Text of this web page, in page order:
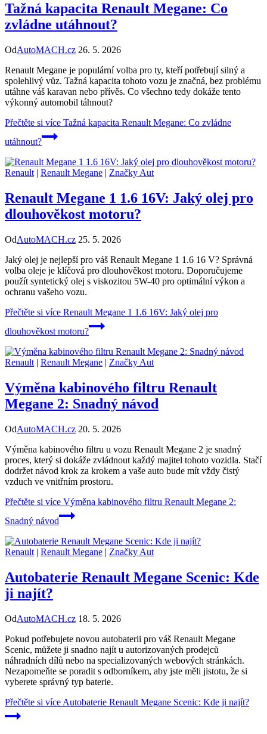
Tažná kapacita Renault Megane: Co
zvládne utáhnout?
OdAutoMACH.cz 26. 5. 2026
Renault Megane je populární volba pro ty, kteří potřebují silný a
spolehlivý vůz. Tažná kapacita tohoto vozu je značná, bez problému
utáhne váš karavan nebo přívěs. Co všechno tedy dokáže tento
výkonný automobil táhnout?
Přečtěte si více Tažná kapacita Renault Megane: Co zvládne
utáhnout?
Renault | Renault Megane | Značky Aut
Renault Megane 1 1.6 16V: Jaký olej pro
dlouhověkost motoru?
OdAutoMACH.cz 25. 5. 2026
Jaký olej je nejlepší pro váš Renault Megane 1 1.6 16 V? Správná
volba oleje je klíčová pro dlouhověkost motoru. Doporučujeme
použít syntetický olej s viskozitou 5W-40 pro optimální výkon a
ochranu vašeho vozu.
Přečtěte si více Renault Megane 1 1.6 16V: Jaký olej pro
dlouhověkost motoru?
Renault | Renault Megane | Značky Aut
Výměna kabinového filtru Renault
Megane 2: Snadný návod
OdAutoMACH.cz 20. 5. 2026
Výměna kabinového filtru u vozu Renault Megane 2 je snadný
proces, který si dokáže zvládnout každý majitel tohoto vozidla. Stačí
dodržet návod krok za krokem a vaše auto bude mít vždy čistý
vzduch ve vnitřním prostoru.
Přečtěte si více Výměna kabinového filtru Renault Megane 2:
Snadný návod
Renault | Renault Megane | Značky Aut
Autobaterie Renault Megane Scenic: Kde
ji najít?
OdAutoMACH.cz 18. 5. 2026
Pokud potřebujete novou autobaterii pro váš Renault Megane
Scenic, můžete ji snadno najít u autorizovaných prodejců
náhradních dílů nebo na specializovaných webových stránkách.
Nezapomeňte se poradit s odborníkem, aby jste měli jistotu, že si
vyberete správný typ baterie.
Přečtěte si více Autobaterie Renault Megane Scenic: Kde ji najít?